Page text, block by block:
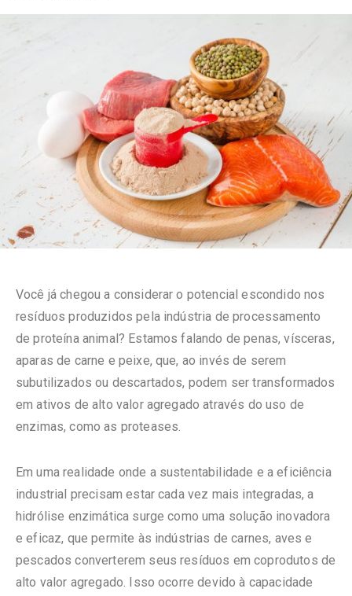
Você já chegou a considerar o potencial escondido nos
resíduos produzidos pela indústria de processamento
de proteína animal? Estamos falando de penas, vísceras,
aparas de carne e peixe, que, ao invés de serem
subutilizados ou descartados, podem ser transformados
em ativos de alto valor agregado através do uso de
enzimas, como as proteases.
Em uma realidade onde a sustentabilidade e a eficiência
industrial precisam estar cada vez mais integradas, a
hidrólise enzimática surge como uma solução inovadora
e eficaz, que permite às indústrias de carnes, aves e
pescados converterem seus resíduos em coprodutos de
alto valor agregado. Isso ocorre devido à capacidade